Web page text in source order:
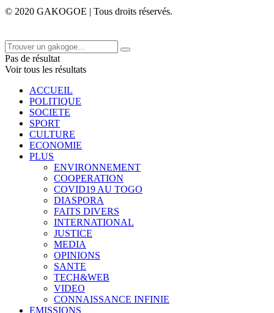
© 2020 GAKOGOE | Tous droits réservés.
Pas de résultat
Voir tous les résultats
ACCUEIL
POLITIQUE
SOCIETE
SPORT
CULTURE
ECONOMIE
PLUS
ENVIRONNEMENT
COOPERATION
COVID19 AU TOGO
DIASPORA
FAITS DIVERS
INTERNATIONAL
JUSTICE
MEDIA
OPINIONS
SANTE
TECH&WEB
VIDEO
CONNAISSANCE INFINIE
EMISSIONS